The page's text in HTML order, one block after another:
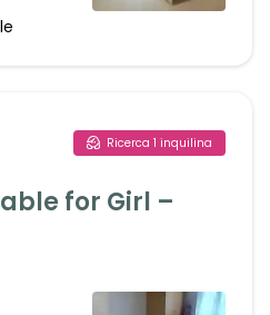
Ricerca 1 inquilina
for Girl –